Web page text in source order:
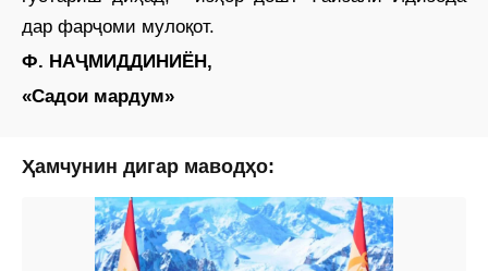
дар фарҷоми мулоқот.
Ф. НАҶМИДДИНИЁН,
«Садои мардум»
Ҳамчунин дигар маводҳо: